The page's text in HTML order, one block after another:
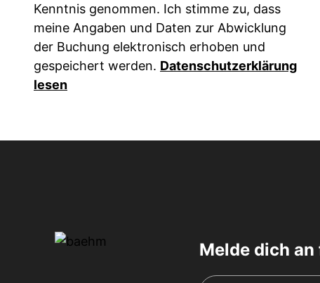
Kenntnis genommen. Ich stimme zu, dass
meine Angaben und Daten zur Abwicklung
der Buchung elektronisch erhoben und
gespeichert werden. Datenschutzerklärung
lesen
Melde dich